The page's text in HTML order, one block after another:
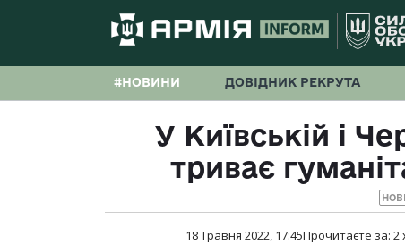
#НОВИНИ ДОВІДНИК РЕКРУТА
У Київській і
триває
18 Травня 2022, 17:45Прочитаєте за: 2